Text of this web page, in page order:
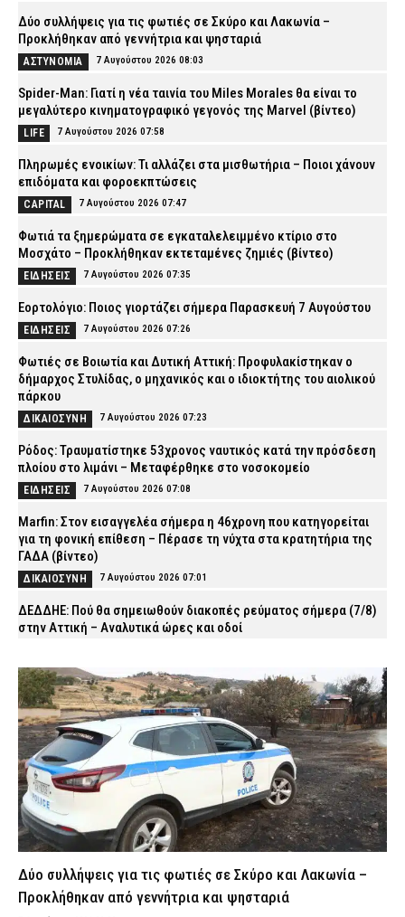
Δύο συλλήψεις για τις φωτιές σε Σκύρο και Λακωνία –
Προκλήθηκαν από γεννήτρια και ψησταριά
ΑΣΤΥΝΟΜΙΑ 7 Αυγούστου 2026 08:03
Spider-Man: Γιατί η νέα ταινία του Miles Morales θα είναι το
μεγαλύτερο κινηματογραφικό γεγονός της Marvel (βίντεο)
LIFE 7 Αυγούστου 2026 07:58
Πληρωμές ενοικίων: Τι αλλάζει στα μισθωτήρια – Ποιοι χάνουν
επιδόματα και φοροεκπτώσεις
CAPITAL 7 Αυγούστου 2026 07:47
Φωτιά τα ξημερώματα σε εγκαταλελειμμένο κτίριο στο
Μοσχάτο – Προκλήθηκαν εκτεταμένες ζημιές (βίντεο)
ΕΙΔΗΣΕΙΣ 7 Αυγούστου 2026 07:35
Εορτολόγιο: Ποιος γιορτάζει σήμερα Παρασκευή 7 Αυγούστου
ΕΙΔΗΣΕΙΣ 7 Αυγούστου 2026 07:26
Φωτιές σε Βοιωτία και Δυτική Αττική: Προφυλακίστηκαν ο
δήμαρχος Στυλίδας, ο μηχανικός και ο ιδιοκτήτης του αιολικού
πάρκου
ΔΙΚΑΙΟΣΥΝΗ 7 Αυγούστου 2026 07:23
Ρόδος: Τραυματίστηκε 53χρονος ναυτικός κατά την πρόσδεση
πλοίου στο λιμάνι – Μεταφέρθηκε στο νοσοκομείο
ΕΙΔΗΣΕΙΣ 7 Αυγούστου 2026 07:08
Marfin: Στον εισαγγελέα σήμερα η 46χρονη που κατηγορείται
για τη φονική επίθεση – Πέρασε τη νύχτα στα κρατητήρια της
ΓΑΔΑ (βίντεο)
ΔΙΚΑΙΟΣΥΝΗ 7 Αυγούστου 2026 07:01
ΔΕΔΔΗΕ: Πού θα σημειωθούν διακοπές ρεύματος σήμερα (7/8)
στην Αττική – Αναλυτικά ώρες και οδοί
Χανιά: Νεκρός 81χρονος που ανασύρθηκε χωρίς τις αισθήσεις
του από παραλία
ΕΙΔΗΣΕΙΣ 6 Αυγούστου 2026 23:42
Τζόκερ: Αυτοί είναι οι τυχεροί αριθμοί που κερδίζουν πάνω από
2,5 εκατ. ευρώ
ΕΙΔΗΣΕΙΣ 6 Αυγούστου 2026 23:28
Σοκ στην Πρέβεζα: 59χρονος εντοπίστηκε απαγχονισμένος
ΕΙΔΗΣΕΙΣ 6 Αυγούστου 2026 23:13
ΕΛ.ΑΣ. για 75χρονη που βρέθηκε νεκρή στα Χανιά: «ΕΔΕ σε
βάρος των εμπλεκόμενων αστυνομικών, στον εισαγγελέα τα
στοιχεία»
Δύο συλλήψεις για τις φωτιές σε Σκύρο και Λακωνία –
Προκλήθηκαν από γεννήτρια και ψησταριά